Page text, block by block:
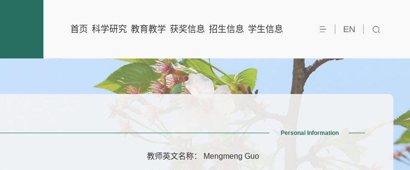
EN
首页 科学研究 教育教学 获奖信息 招生信息 学生信息
Personal Information
教师英文名称： Mengmeng Guo